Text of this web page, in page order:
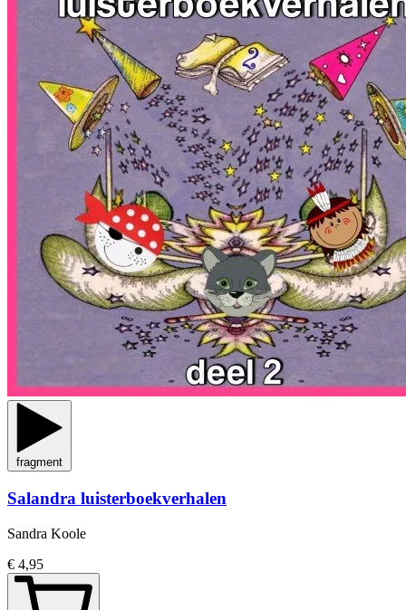
fragment
Salandra luisterboekverhalen
Sandra Koole
€ 4,95